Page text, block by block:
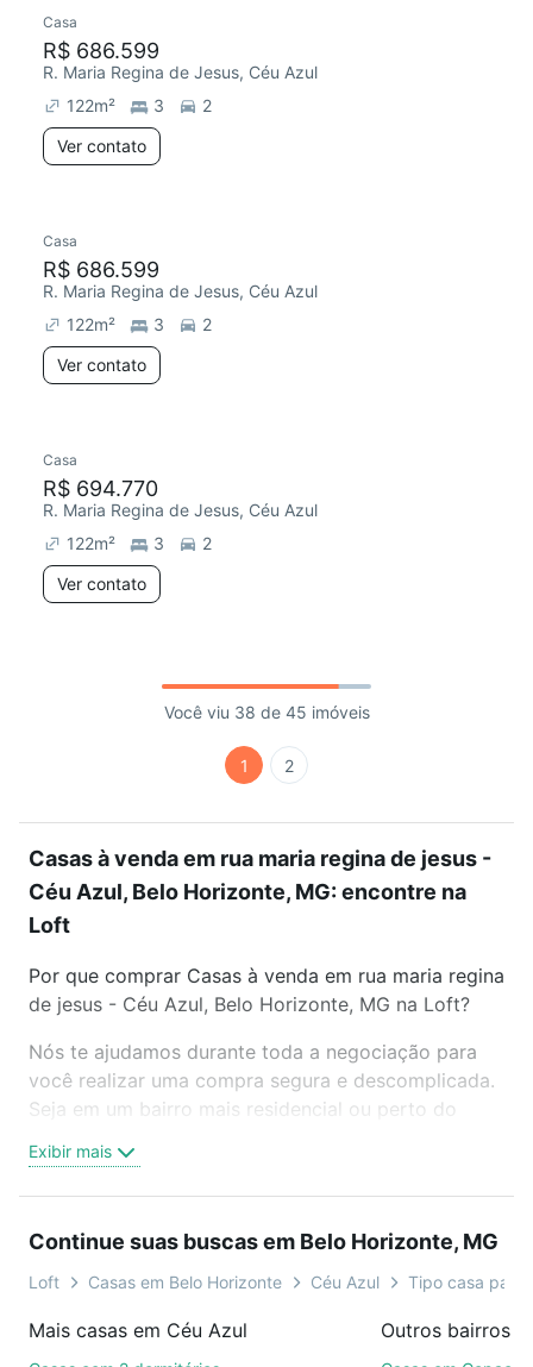
Casa
R$ 686.599
R. Maria Regina de Jesus, Céu Azul
122m² 3
2
Ver contato
Casa
R$ 686.599
R. Maria Regina de Jesus, Céu Azul
122m² 3
2
Ver contato
Casa
R$ 694.770
R. Maria Regina de Jesus, Céu Azul
122m² 3
2
Ver contato
Você viu 38 de 45 imóveis
1 2
Casas à venda em rua maria regina de jesus -
Céu Azul, Belo Horizonte, MG: encontre na
Loft
Por que comprar Casas à venda em rua maria regina
de jesus - Céu Azul, Belo Horizonte, MG na Loft?
Nós te ajudamos durante toda a negociação para
você realizar uma compra segura e descomplicada.
Seja em um bairro mais residencial ou perto do
oferta ideal de Casas à venda em rua maria regina
de jesus - Céu Azul, Belo Horizonte, MG para
ou por videochamada, é grátis, sem compromisso e
você ainda conta com mais de 46 mil corretores e
de imóveis.
Exibir mais
Continue suas buscas em Belo Horizonte, MG
Loft Casas em Belo Horizonte Céu Azul Tipo casa
Mais casas em Céu Azul